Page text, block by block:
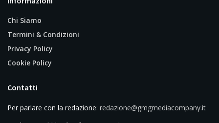
Chi Siamo
Termini & Condizioni
Privacy Policy
Cookie Policy
Contatti
Per parlare con la redazione: redazione@gmgmediacompany.it